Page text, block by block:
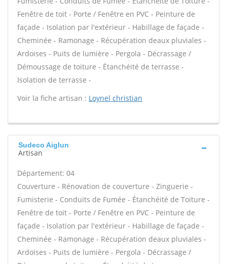
Fenêtre de toit - Porte / Fenêtre en PVC - Peinture de
façade - Isolation par l'extérieur - Habillage de façade -
Cheminée - Ramonage - Récupération deaux pluviales -
Ardoises - Puits de lumière - Pergola - Décrassage /
Démoussage de toiture - Étanchéité de terrasse -
Isolation de terrasse -
Voir la fiche artisan : Loynel christian
Sudeco Aiglun
Artisan
Département: 04
Couverture - Rénovation de couverture - Zinguerie -
Fumisterie - Conduits de Fumée - Étanchéité de Toiture -
Fenêtre de toit - Porte / Fenêtre en PVC - Peinture de
façade - Isolation par l'extérieur - Habillage de façade -
Cheminée - Ramonage - Récupération deaux pluviales -
Ardoises - Puits de lumière - Pergola - Décrassage /